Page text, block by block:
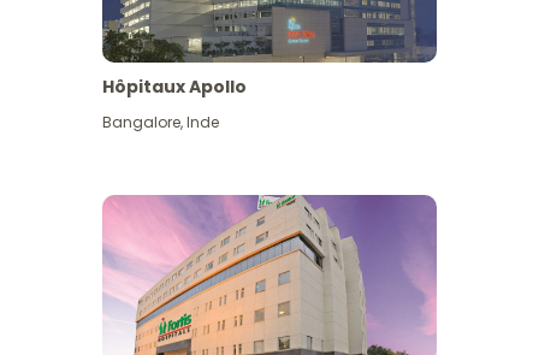
Hôpitaux Apollo
Bangalore,Inde